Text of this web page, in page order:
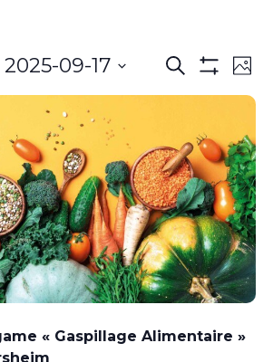
et
de
vues
Recherche
Les
de
2025-09-17
« Gaspillage Alimentaire »